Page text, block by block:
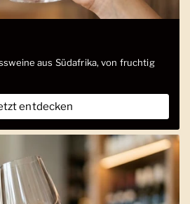
aus Südafrika, von fruchtig
entdecken